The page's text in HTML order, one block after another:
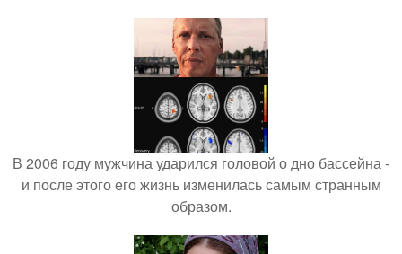
В 2006 году мужчина ударился головой о дно бассейна -
и после этого его жизнь изменилась самым странным
образом.